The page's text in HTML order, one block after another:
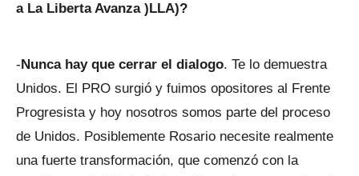
a La Liberta Avanza )LLA)?
- Nunca hay que cerrar el dialogo. Te lo demuestra
Unidos. El PRO surgió y fuimos opositores al Frente
Progresista y hoy nosotros somos parte del proceso
de Unidos. Posiblemente Rosario necesite realmente
una fuerte transformación, que comenzó con la